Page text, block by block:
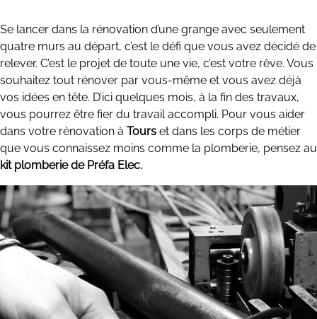
Se lancer dans la rénovation d’une grange avec seulement
quatre murs au départ, c’est le défi que vous avez décidé de
relever. C’est le projet de toute une vie, c’est votre rêve. Vous
souhaitez tout rénover par vous-même et vous avez déjà
vos idées en tête. D’ici quelques mois, à la fin des travaux,
vous pourrez être fier du travail accompli. Pour vous aider
dans votre rénovation à Tours et dans les corps de métier
que vous connaissez moins comme la plomberie, pensez au
kit plomberie de Préfa Elec.